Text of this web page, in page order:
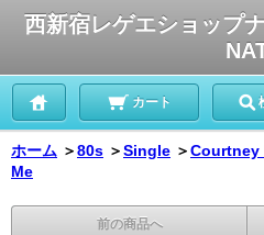
西新宿レゲエショップ
カート
ホーム ＞80s ＞Single ＞Courtney
Me
前の商品へ